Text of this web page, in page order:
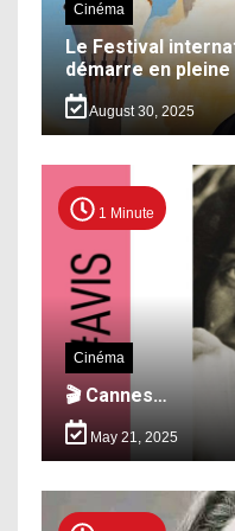
Cinéma
Le Festival
démarre en
August 30, 2025
1 Minute
Cinéma
🎬 Cannes…
May 21, 2025